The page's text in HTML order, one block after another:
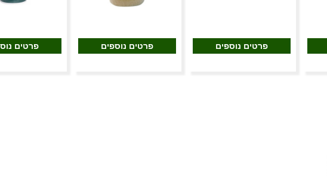
פרטים נוספים פרטים נוספים פרטים